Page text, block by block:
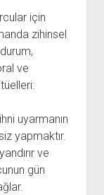
için
zihinsel
ve
uyarmanın
yapmaktır.
ve
gün